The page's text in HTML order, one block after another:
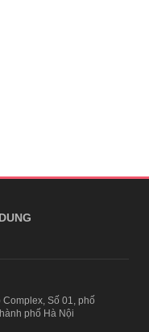
Số 01, phố
phố Hà Nội